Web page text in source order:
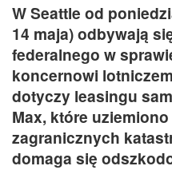
W Seattle od
14 maja) odbywają
federalnego w
koncernowi
dotyczy leasingu
Max, które
zagranicznych
domaga się